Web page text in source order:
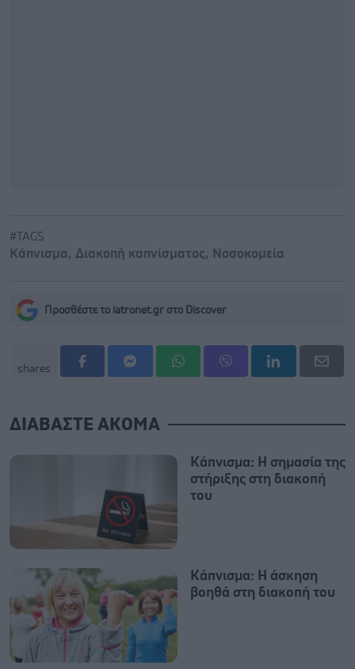
#TAGS
Κάπνισμα, Διακοπή καπνίσματος, Νοσοκομεία
Προσθέστε το iatronet.gr στο Discover
shares
ΔΙΑΒΑΣΤΕ ΑΚΟΜΑ
Κάπνισμα: Η σημασία της
στήριξης στη διακοπή
του
Κάπνισμα: Η άσκηση
βοηθά στη διακοπή του